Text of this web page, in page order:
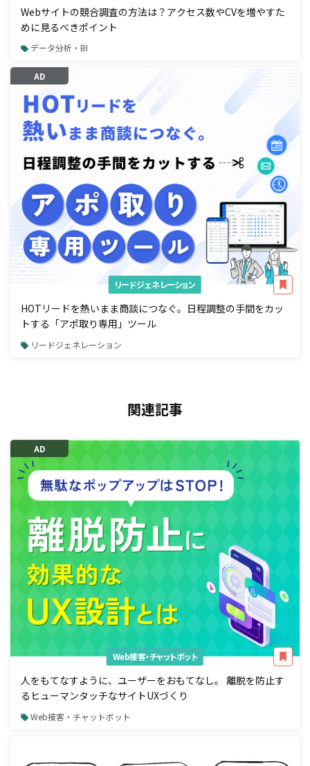
Webサイトの競合調査の方法は？アクセス数やCVを増やすた
めに見るべきポイント
データ分析・BI
AD
リードジェネレーション
HOTリードを熱いまま商談につなぐ。日程調整の手間をカッ
トする「アポ取り専用」ツール
リードジェネレーション
関連記事
AD
Web接客・チャットボット
人をもてなすように、ユーザーをおもてなし。 離脱を防止す
るヒューマンタッチなサイトUXづくり
Web接客・チャットボット